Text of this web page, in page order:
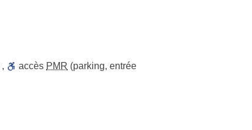
, accès PMR (parking, entrée